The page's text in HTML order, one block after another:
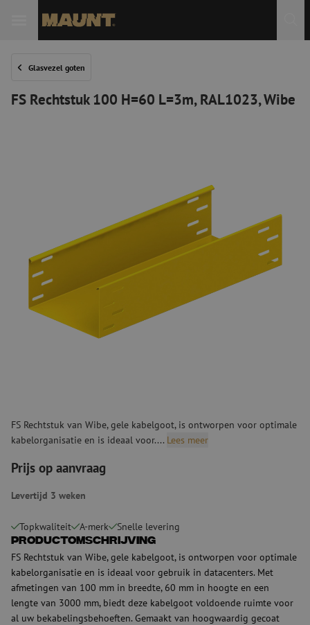
Glasvezel goten
FS Rechtstuk 100 H=60 L=3m, RAL1023, Wibe
FS Rechtstuk van Wibe, gele kabelgoot, is ontworpen voor optimale
kabelorganisatie en is ideaal voor.... Lees meer
Prijs op aanvraag
Levertijd 3 weken
Topkwaliteit A-merk Snelle levering
Productomschrijving
FS Rechtstuk van Wibe, gele kabelgoot, is ontworpen voor optimale
kabelorganisatie en is ideaal voor gebruik in datacenters. Met
afmetingen van 100 mm in breedte, 60 mm in hoogte en een
lengte van 3000 mm, biedt deze kabelgoot voldoende ruimte voor
al uw bekabelingsbehoeften. Gemaakt van hoogwaardig gecoat